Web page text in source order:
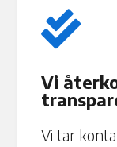

Vi
Vi tar